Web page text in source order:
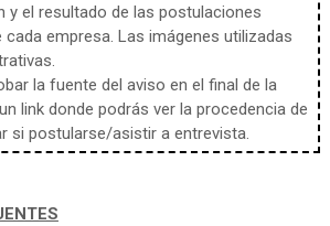
y el resultado de las postulaciones
empresa. Las imágenes utilizadas
la fuente del aviso en el final de la
link donde podrás ver la procedencia de
si postularse/asistir a entrevista.